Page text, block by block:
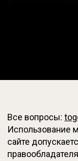
Все вопросы:
Использование
сайте